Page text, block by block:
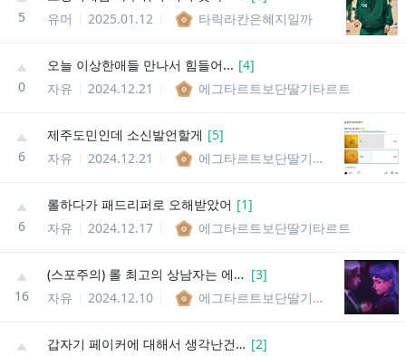
5
유머
2025.01.12 타릭라칸은혜지일까
0
오늘 이상한애들 만나서 힘들어... [4]
자유
2024.12.21 에그타르트보단딸기타르트
6
제주도민인데 소신발언할게 [5]
자유
2024.12.21 에그타르트보단딸기타르트
6
롤하다가 패드리퍼로 오해받았어 [1]
자유
2024.12.17 에그타르트보단딸기타르트
16
(스포주의) 롤 최고의 상남자는 에코가 아닐까??? [3]
자유
2024.12.10 에그타르트보단딸기타르트
갑자기 페이커에 대해서 생각난건데 [2]